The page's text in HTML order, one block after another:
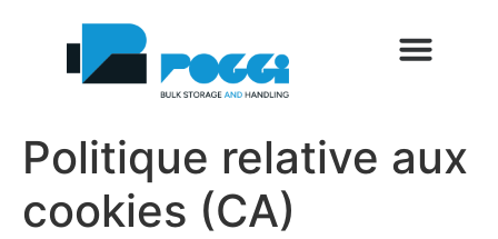
Politique relative aux
cookies (CA)